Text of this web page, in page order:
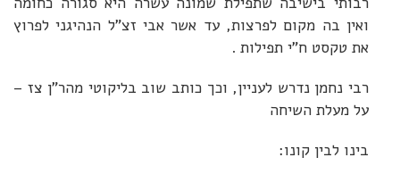
ואין בה מקום לפרצות, עד אשר אבי זצ"ל הנהיגני לפרוץ
את טקסט ח"י תפילות .
רבי נחמן נדרש לעניין, וכך כותב שוב בליקוטי מהר"ן צז –
על מעלת השיחה
בינו לבין קונו: